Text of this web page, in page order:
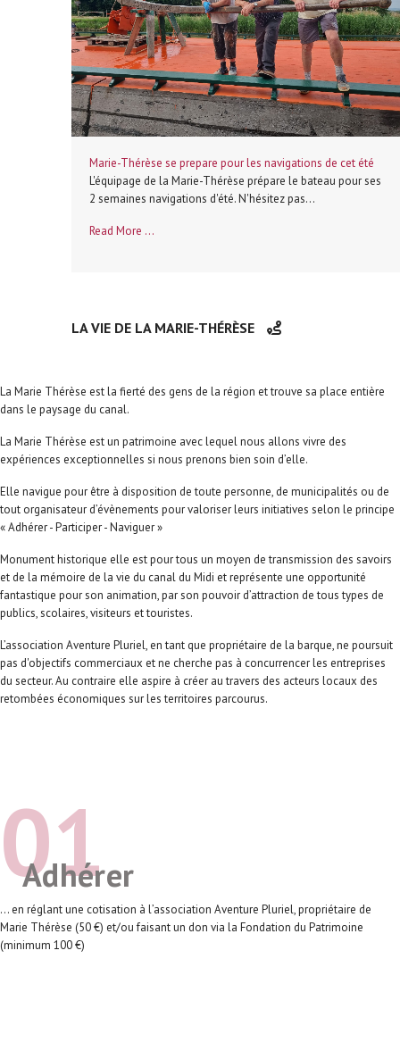
Marie-Thérèse se prepare pour les navigations de cet été
L'équipage de la Marie-Thérèse prépare le bateau pour ses
2 semaines navigations d'été. N'hésitez pas...
Read More ...
LA VIE DE LA MARIE-THÉRÈSE
La Marie Thérèse est la fierté des gens de la région et trouve sa place entière
dans le paysage du canal.
La Marie Thérèse est un patrimoine avec lequel nous allons vivre des
expériences exceptionnelles si nous prenons bien soin d’elle.
Elle navigue pour être à disposition de toute personne, de municipalités ou de
tout organisateur d’évènements pour valoriser leurs initiatives selon le principe
« Adhérer - Participer - Naviguer »
Monument historique elle est pour tous un moyen de transmission des savoirs
et de la mémoire de la vie du canal du Midi et représente une opportunité
fantastique pour son animation, par son pouvoir d’attraction de tous types de
publics, scolaires, visiteurs et touristes.
L’association Aventure Pluriel, en tant que propriétaire de la barque, ne poursuit
pas d'objectifs commerciaux et ne cherche pas à concurrencer les entreprises
du secteur. Au contraire elle aspire à créer au travers des acteurs locaux des
retombées économiques sur les territoires parcourus.
01
Adhérer
... en réglant une cotisation à l’association Aventure Pluriel, propriétaire de
Marie Thérèse (50 €) et/ou faisant un don via la Fondation du Patrimoine
(minimum 100 €)